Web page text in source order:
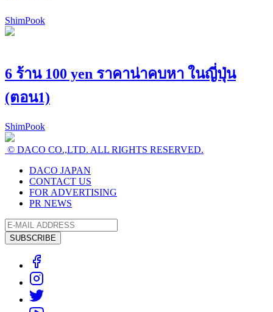
ShimPook
6 ร้าน 100 yen ราคาน่าคบหา ในญี่ปุ่น
(ตอน1)
ShimPook
© DACO CO.,LTD. ALL RIGHTS RESERVED.
DACO JAPAN
CONTACT US
FOR ADVERTISING
PR NEWS